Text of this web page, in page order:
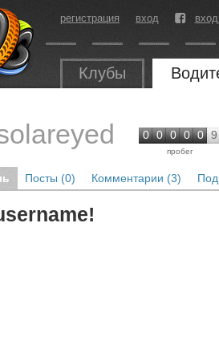
регистрация вход
Клубы
0 0 0 0 0 9
пробег
Посты (0) Комментарии (3)